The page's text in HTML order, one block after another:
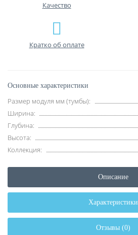
Качество
Кратко об оплате
Основные характеристики
Размер модуля мм (тумбы):
Ширина:
Глубина:
Высота:
Коллекция:
Описание
Характеристики
Отзывы (0)